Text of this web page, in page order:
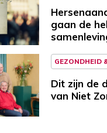
gaan de
GEZONDHEID
Dit zijn de
van Niet